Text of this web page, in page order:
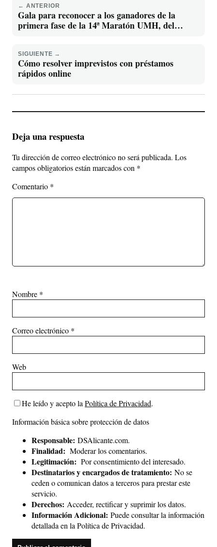
← ANTERIOR
Gala para reconocer a los ganadores de la
primera fase de la 14ª Maratón UMH, del
SIGUIENTE →
Cómo resolver imprevistos con préstamos
rápidos online
Deja una respuesta
Tu dirección de correo electrónico no será publicada. Los
campos obligatorios están marcados con *
Comentario *
Nombre *
Correo electrónico *
Web
He leído y acepto la Política de Privacidad.
Información básica sobre protección de datos
Responsable: DSAlicante.com.
Finalidad: Moderar los comentarios.
Legitimación: Por consentimiento del interesado.
Destinatarios y encargados de tratamiento: No se
ceden o comunican datos a terceros para prestar este
servicio.
Derechos: Acceder, rectificar y suprimir los datos.
Información Adicional: Puede consultar la información
detallada en la Política de Privacidad.